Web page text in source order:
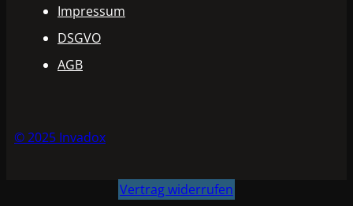
Impressum
DSGVO
AGB
© 2025 Invadox
Vertrag widerrufen